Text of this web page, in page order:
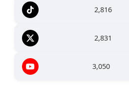
2,816
2,831
3,050